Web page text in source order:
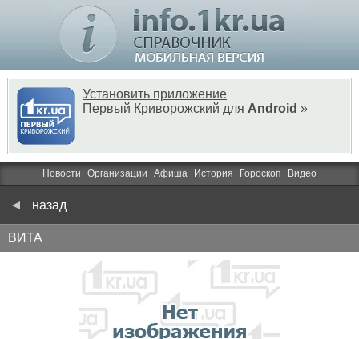
Установить приложение
Первый Криворожский для Android »
Новости Организации Афиша История Гороскоп Видео
назад
ВИТА